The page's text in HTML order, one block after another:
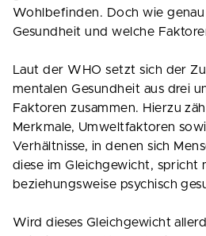
Wohlbefinden. Doch wie
Gesundheit und welche
Laut der WHO setzt sich der
mentalen Gesundheit aus drei
Faktoren zusammen. Hierzu
Merkmale, Umweltfaktoren
Verhältnisse, in denen sich
diese im Gleichgewicht, spricht
beziehungsweise psychisch
Wird dieses Gleichgewicht